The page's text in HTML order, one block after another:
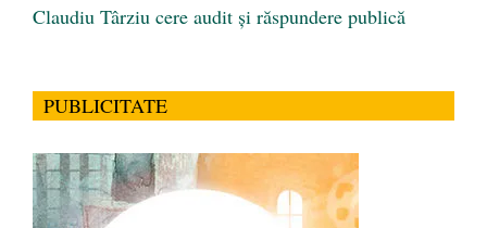
Claudiu Târziu cere audit și răspundere publică
PUBLICITATE